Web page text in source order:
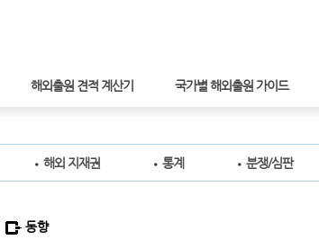
해외출원 견적 계산기 국가별 해외출원 가이드
해외 지재권 통계 분쟁/심판
동향